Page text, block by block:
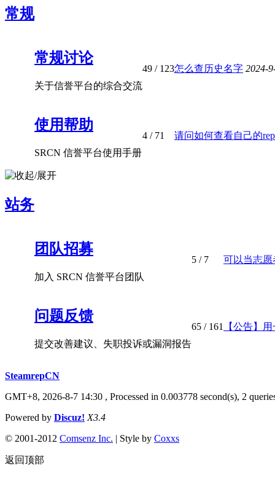
常规
常规讨论
关于信誉平台的综合交流
49 / 123怎么查历史名字 2024-
使用帮助
SRCN 信誉平台使用手册
4 / 71 请问如何查看自己的
站务
团队招募
加入 SRCN 信誉平台团队
5 / 7 可以当志愿
问题反馈
提交改善建议、失职投诉或漏洞报告
65 / 161 【公告】
SteamrepCN
GMT+8, 2026-8-7 14:30 , Processed in 0.003778 second(s), 2
Powered by Discuz! X3.4
© 2001-2012 Comsenz Inc. | Style by Coxxs
返回顶部